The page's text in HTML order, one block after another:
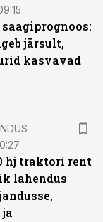
järsult,
kasvavad
hj traktori rent
lahendus